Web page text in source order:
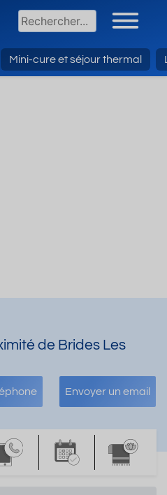
Mini-cure et séjour thermal
de Brides Les
Envoyer un email